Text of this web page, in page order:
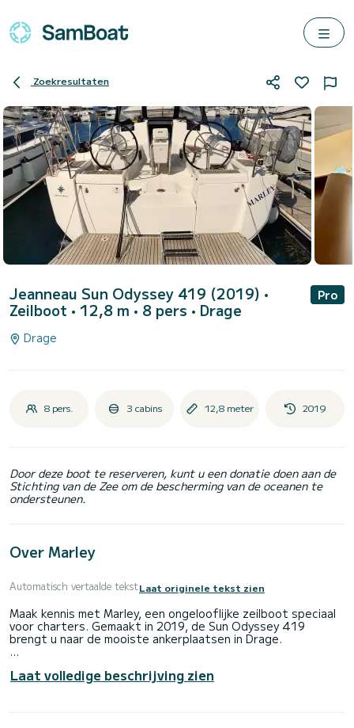
Zoekresultaten
Jeanneau Sun Odyssey 419 (2019) •
Zeilboot • 12,8 m • 8 pers • Drage
Pro
Drage
8 pers. 3 cabins 12,8 meter 2019
Door deze boot te reserveren, kunt u een donatie doen aan de
Stichting van de Zee om de bescherming van de oceanen te
ondersteunen.
Over Marley
Automatisch vertaalde tekstLaat originele tekst zien
Maak kennis met Marley, een ongelooflijke zeilboot speciaal
voor charters. Gemaakt in 2019, de Sun Odyssey 419
brengt u naar de mooiste ankerplaatsen in Drage.
capaciteit van 8 personen. Met een totale lengte van 13
meter is het uw beste bondgenoot om een uitzonderlijke
Drage
Laat volledige beschrijving zien